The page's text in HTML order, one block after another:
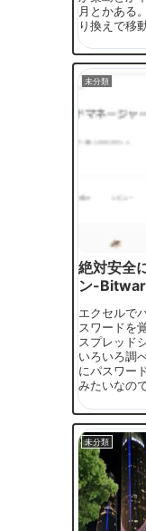
月とかある
り換えで移
未分類
絶対安全
ン-
エクセルで
スワードを
スプレッド
いろいろ調
にパスワー
みたいなの
未分類